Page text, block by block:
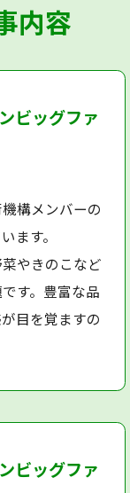
内容
ビッグファ
構メンバーの
ます。
やきのこなど
す。豊富な品
目を覚ますの
ビッグファ